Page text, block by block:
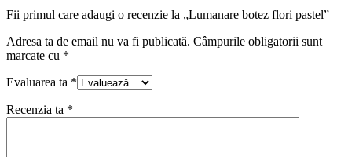
Fii primul care adaugi o recenzie la „Lumanare botez flori pastel”
Adresa ta de email nu va fi publicată. Câmpurile obligatorii sunt
marcate cu *
Evaluarea ta *
Recenzia ta *